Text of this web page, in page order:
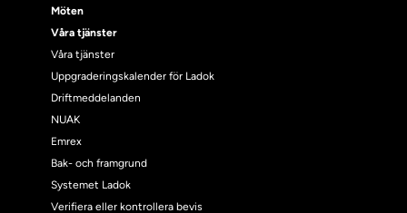
Möten
Våra tjänster
Våra tjänster
Uppgraderingskalender för Ladok
Driftmeddelanden
NUAK
Emrex
Bak- och framgrund
Systemet Ladok
Verifiera eller kontrollera bevis